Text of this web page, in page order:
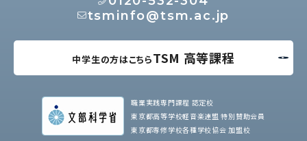
tsminfo@tsm.ac.jp
中学生の方はこちらTSM 高等課程
職業実践専門課程 認定校
東京都高等学校軽音楽連盟 特別賛助会員
東京都専修学校各種学校協会 加盟校